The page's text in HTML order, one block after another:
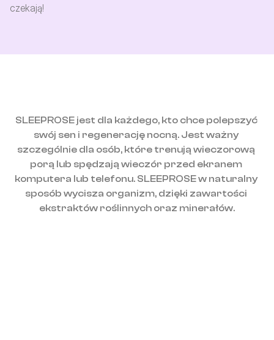
czekają!
SLEEPROSE jest dla każdego, kto chce polepszyć
swój sen i regenerację nocną. Jest ważny
szczególnie dla osób, które trenują wieczorową
porą lub spędzają wieczór przed ekranem
komputera lub telefonu. SLEEPROSE w naturalny
sposób wycisza organizm, dzięki zawartości
ekstraktów roślinnych oraz minerałów.